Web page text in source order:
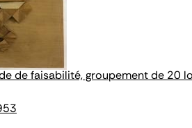
de faisabilité, groupement de 20